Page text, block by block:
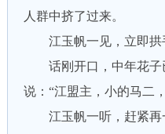
人群中挤了过来。
江玉帆一见，立即拱
话刚开口，中年花子
说：“江盟主，小的马
江玉帆一听，赶紧再